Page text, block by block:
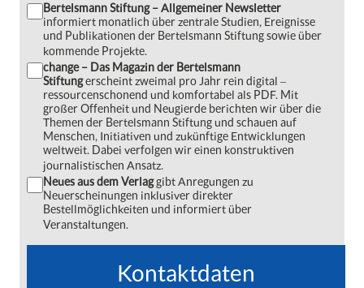
Bertelsmann Stiftung – Allgemeiner Newsletter
informiert monatlich über zentrale Studien, Ereignisse
und Publikationen der Bertelsmann Stiftung sowie über
kommende Projekte.
change – Das Magazin der Bertelsmann
Stiftungerscheint zweimal pro Jahr rein digital ‒
ressourcenschonend und komfortabel als PDF. Mit
großer Offenheit und Neugierde berichten wir über die
Themen der Bertelsmann Stiftung und schauen auf
Menschen, Initiativen und zukünftige Entwicklungen
weltweit. Dabei verfolgen wir einen konstruktiven
journalistischen Ansatz.
Neues aus dem Verlaggibt Anregungen zu
Neuerscheinungen inklusiver direkter
Bestellmöglichkeiten und informiert über
Veranstaltungen.
Kontaktdaten